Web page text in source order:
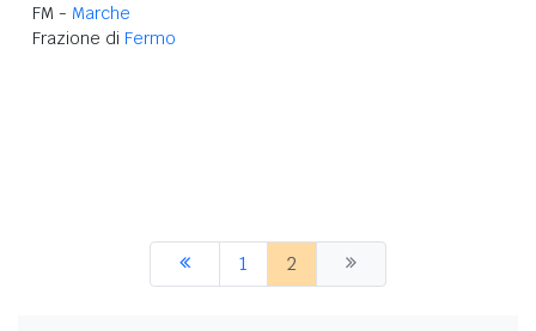
FM - Marche
Frazione di Fermo
1 2